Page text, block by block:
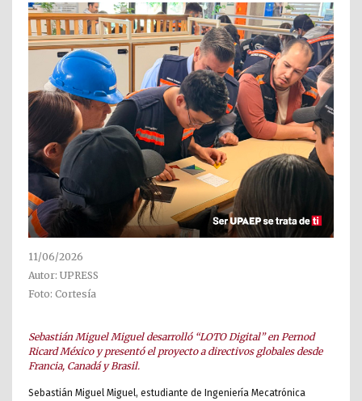
11/06/2026
Autor: UPRESS
Foto: Cortesía
Sebastián Miguel Miguel desarrolló “LOTO Digital” en Pernod
Ricard México y presentó el proyecto a directivos globales desde
Francia, Canadá y Brasil.
Sebastián Miguel Miguel, estudiante de Ingeniería Mecatrónica